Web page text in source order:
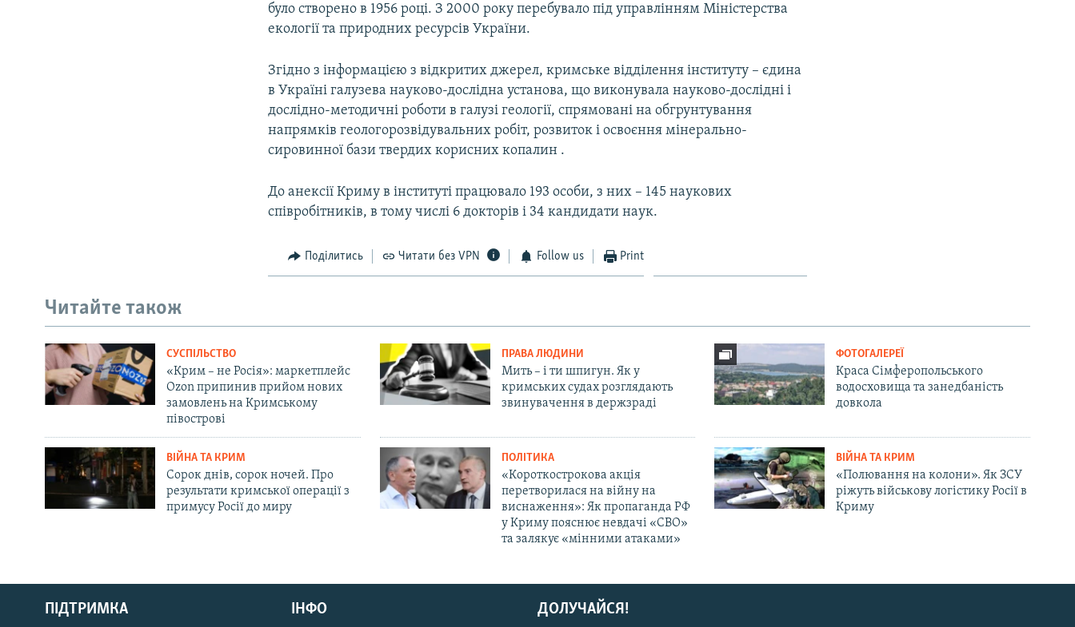
Русский
Qırımtatar
було створено в 1956 році. З 2000 року перебувало під управлінням Міністерства
екології та природних ресурсів України.
Згідно з інформацією з відкритих джерел, кримське відділення інституту – єдина
в Україні галузева науково-дослідна установа, що виконувала науково-дослідні і
дослідно-методичні роботи в галузі геології, спрямовані на обгрунтування
напрямків геологорозвідувальних робіт, розвиток і освоєння мінерально-
сировинної бази твердих корисних копалин .
До анексії Криму в інституті працювало 193 особи, з них – 145 наукових
співробітників, в тому числі 6 докторів і 34 кандидати наук.
Поділитись Читати без VPN Follow us Print
Читайте також
СУСПІЛЬСТВО
«Крим – не Росія»: маркетплейс
Ozon припинив прийом нових
замовлень на Кримському
півострові
ПРАВА ЛЮДИНИ
Мить – і ти шпигун. Як у
кримських судах розглядають
звинувачення в держзраді
ФОТОГАЛЕРЕЇ
Краса Сімферопольського
водосховища та занедбаність
довкола
ВІЙНА ТА КРИМ
Сорок днів, сорок ночей. Про
результати кримської операції з
примусу Росії до миру
ПОЛІТИКА
«Короткострокова акція
перетворилася на війну на
виснаження»: Як пропаганда РФ
у Криму пояснює невдачі «СВО»
та залякує «мінними атаками»
ВІЙНА ТА КРИМ
«Полювання на колони». Як ЗСУ
ріжуть військову логістику Росії в
Криму
ДОЛУЧАЙСЯ!
ПІДТРИМКА ІНФО